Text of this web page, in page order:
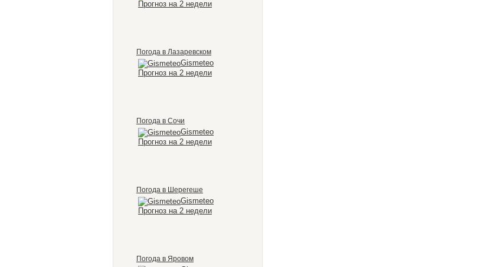
Прогноз на 2 недели
Погода в Лазаревском
Gismeteo
Прогноз на 2 недели
Погода в Сочи
Gismeteo
Прогноз на 2 недели
Погода в Шерегеше
Gismeteo
Прогноз на 2 недели
Погода в Яровом